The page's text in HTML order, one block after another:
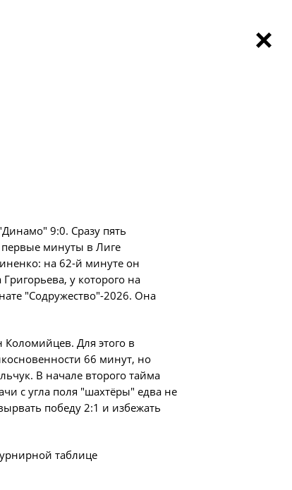
по футболу
матчей
по футболу
матчей
технологий
по футболу
9:0. Сразу пять
минуты в Лиге
на 62-й минуте он
у которого на
"Содружество"-2026. Она
Для этого в
66 минут, но
В начале второго тайма
с угла поля "шахтёры" едва не
победу 2:1 и избежать
таблице